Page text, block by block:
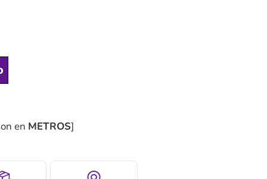
en METROS]